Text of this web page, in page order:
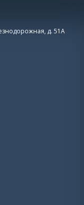
д. 51А